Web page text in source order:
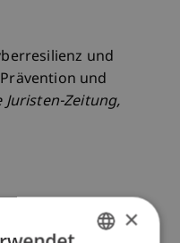
und
und
Juristen-Zeitung,
Fachzeitschrift
×